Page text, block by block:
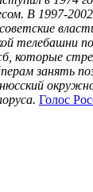
В 1997-
телебашни
которые
занять
Голос